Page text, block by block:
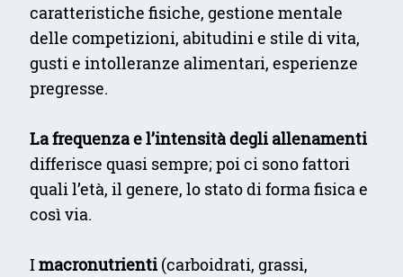
caratteristiche fisiche, gestione mentale
delle competizioni, abitudini e stile di vita,
gusti e intolleranze alimentari, esperienze
pregresse.
La frequenza e l’intensità degli allenamenti
differisce quasi sempre; poi ci sono fattori
quali l’età, il genere, lo stato di forma fisica e
così via.
Imacronutrienti(carboidrati, grassi,